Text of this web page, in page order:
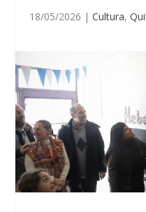
18/05/2026 |Cultura,